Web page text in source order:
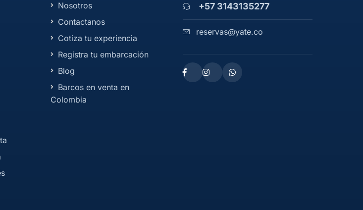
Nosotros
Contactanos
Cotiza tu experiencia
Registra tu embarcación
Blog
Barcos en venta en
Colombia
+57 3143135277
reservas@yate.co